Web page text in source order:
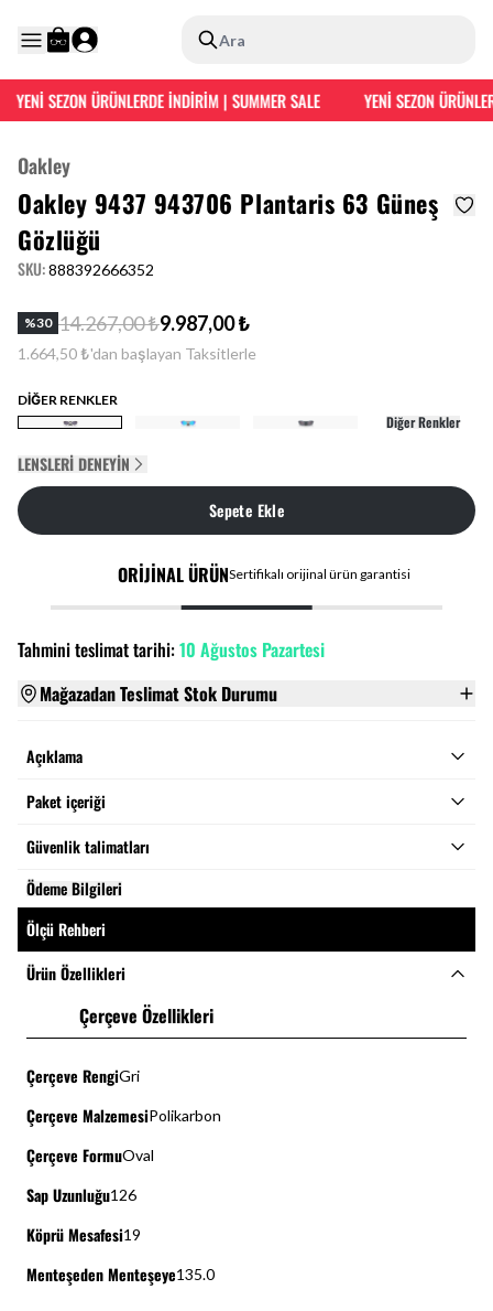
Ara
YENİ SEZON ÜRÜNLERDE İNDİRİM | SUMMER SALE YENİ SEZON
Oakley
Oakley 9437 943706 Plantaris 63 Güneş
Gözlüğü
SKU:888392666352
%30 14.267,00 ₺9.987,00 ₺
1.664,50 ₺'dan başlayan Taksitlerle
DİĞER RENKLER
Diğer Renkler
LENSLERI DENEYIN
Sepete Ekle
ORİJİNAL ÜRÜNSertifikalı orijinal ürün garantisi
Tahmini teslimat tarihi:10 Ağustos Pazartesi
Mağazadan Teslimat Stok Durumu
Açıklama
Paket içeriği
Güvenlik talimatları
Ödeme Bilgileri
Ölçü Rehberi
Ürün Özellikleri
Çerçeve Özellikleri
Çerçeve RengiGri
Çerçeve MalzemesiPolikarbon
Çerçeve FormuOval
Sap Uzunluğu126
Köprü Mesafesi19
Menteşeden Menteşeye135.0